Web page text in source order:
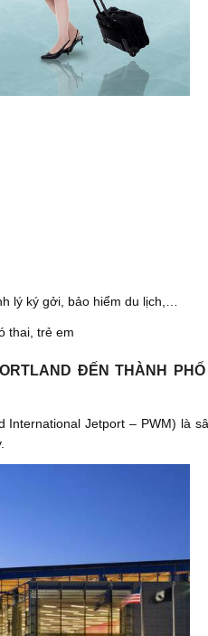
lý ký gởi, bảo hiểm du lịch,…
thai, trẻ em
ĐẾN THÀNH PHỐ
International Jetport – PWM) là